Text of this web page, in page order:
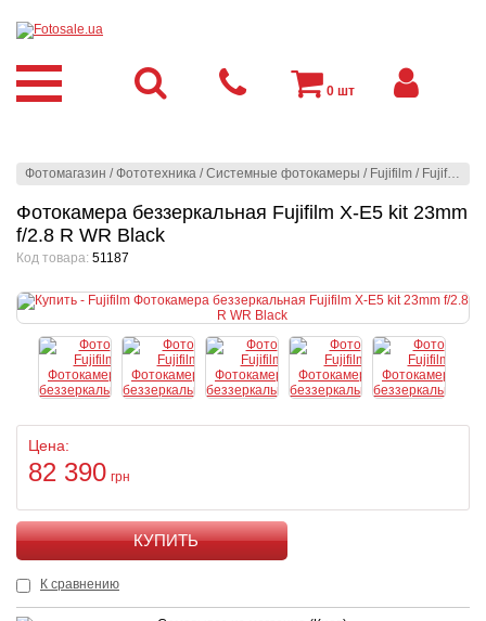
Фотомагазин /Фототехника /Системные фотокамеры / Fujifilm / Fujifilm
Фотокамера беззеркальная Fujifilm X-E5 kit 23mm
f/2.8 R WR Black
Код товара: 51187
Цена:
82 390 грн
КУПИТЬ
К сравнению
0 шт